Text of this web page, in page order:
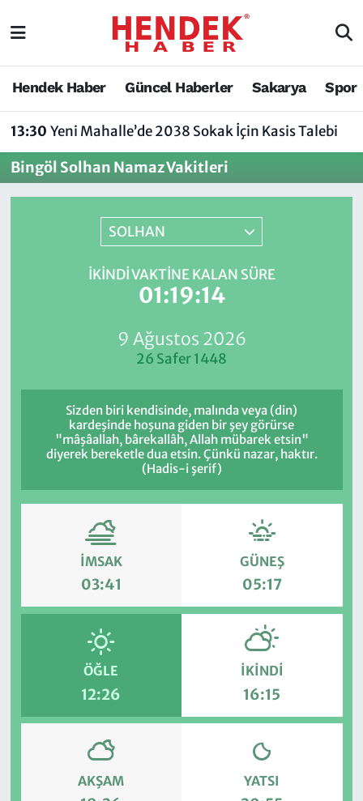
Hendek Haber Güncel Haberler Sakarya Spor
13:30 Yeni Mahalle’de 2038 Sokak İçin Kasis Talebi
Bingöl Solhan Namaz Vakitleri
SOLHAN
İKINDI VAKTINE KALAN SÜRE
01:19:14
9 Ağustos 2026
26 Safer 1448
Sizden biri kendisinde, malında veya (din)
kardeşinde hoşuna giden bir şey görürse
"mâşâallah, bârekallâh, Allah mübarek etsin"
diyerek bereketle dua etsin. Çünkü nazar, haktır.
(Hadis-i şerif)
İMSAK
03:41
GÜNEŞ
05:17
ÖĞLE
12:26
İKINDI
16:15
AKŞAM YATSI
Hendek Haber
Spor
Nöbetçi Eczaneler
Vefat Edenler
Hendek Haber
Sakarya
Hakkında
Hendek Haber Reklam Servisi
Sakarya Nöbetçi Eczaneler
Sakarya Trafik Yoğunluk Haritası
Süper Lig Puan Durumu ve Fikstür
Tüm Manşetler
Son Dakika Haberleri